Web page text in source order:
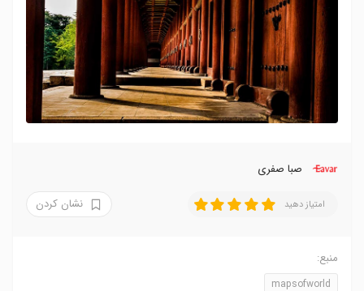
صبا صفری
امتیاز دهید نشان کردن
منبع:
mapsofworld